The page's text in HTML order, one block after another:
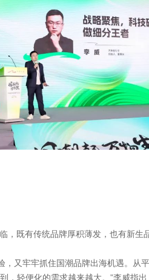
既有传统品牌厚积薄发，也有新生
又牢牢抓住国潮品牌出海机遇。从
，轻便化的需求越来越大。”李威指